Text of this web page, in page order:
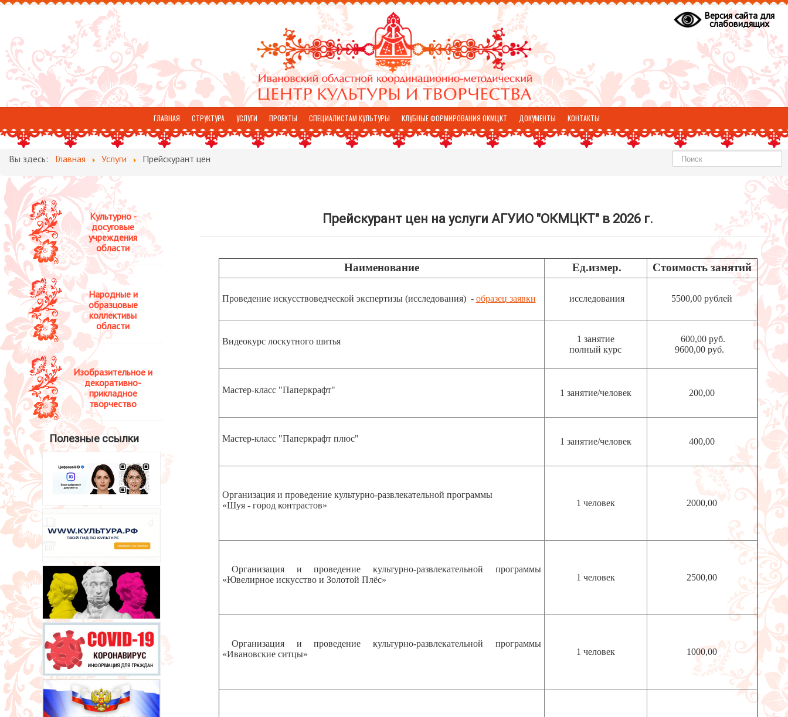
Версия сайта для
слабовидящих
ГЛАВНАЯ СТРУКТУРА УСЛУГИ ПРОЕКТЫ СПЕЦИАЛИСТАМ КУЛЬТУРЫ КЛУБНЫЕ ФОРМИРОВАНИЯ ОКМЦКТ ДОКУМЕНТЫ КОНТАКТЫ
ОТЗЫВЫ
Вы здесь: Главная Услуги Прейскурант цен Найти
Культурно -
досуговые
учреждения
области
Народные и
образцовые
коллективы
области
Изобразительное и
декоративно-
прикладное
творчество
Полезные ссылки
Прейскурант цен на услуги АГУИО "ОКМЦКТ" в 2026 г.
Наименование Ед.измер. Стоимость занятий
Проведение искусствоведческой экспертизы (исследования) - образец заявки исследования 5500,00 рублей
Видеокурс лоскутного шитья
1 занятие
полный курс
600,00 руб.
9600,00 руб.
Мастер-класс "Паперкрафт" 1 занятие/человек 200,00
Мастер-класс "Паперкрафт плюс" 1 занятие/человек 400,00
Организация и проведение культурно-развлекательной программы
«Шуя - город контрастов»
1 человек 2000,00
Организация и проведение культурно-развлекательной программы
«Ювелирное искусство и Золотой Плёс»
1 человек 2500,00
Организация и проведение культурно-развлекательной программы
«Ивановские ситцы»
1 человек 1000,00